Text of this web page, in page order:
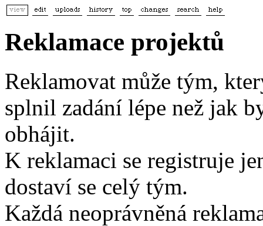
Reklamace projektů
Reklamovat může tým,
splnil zadání lépe než jak
obhájit.
K reklamaci se registruje
dostaví se celý tým.
Každá neoprávněná